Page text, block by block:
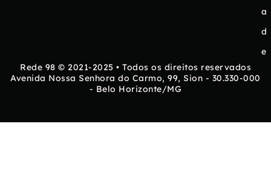
a
d
e
Rede 98 © 2021-2025 • Todos os direitos reservados
Avenida Nossa Senhora do Carmo, 99, Sion - 30.330-000
- Belo Horizonte/MG